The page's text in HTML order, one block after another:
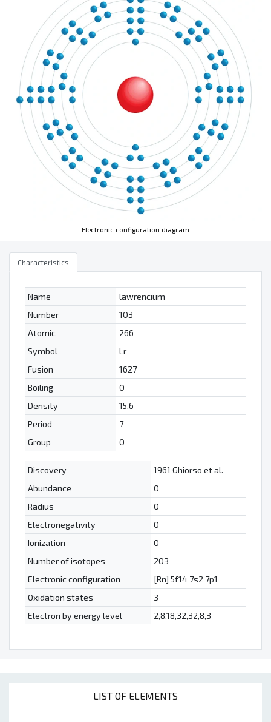
LIST OF ELEMENTS
Electronic configuration diagram
Characteristics
Name
lawrencium
Number
103
Atomic
266
Symbol
Lr
Fusion
1627
Boiling
0
Density
15.6
Period
7
Group
0
Discovery
1961 Ghiorso et al.
Abundance
0
Radius
0
Electronegativity
0
Ionization
0
Number of isotopes
203
Electronic configuration
[Rn] 5f14 7s2 7p1
Oxidation states
3
Electron by energy level
2,8,18,32,32,8,3